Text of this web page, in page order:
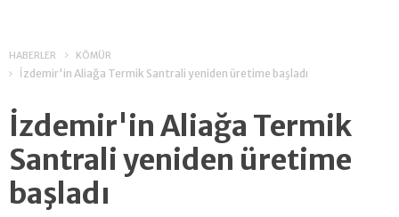
HABERLER KÖMÜR
İzdemir'in Aliağa Termik Santrali yeniden üretime başladı
İzdemir'in Aliağa Termik
Santrali yeniden üretime
başladı